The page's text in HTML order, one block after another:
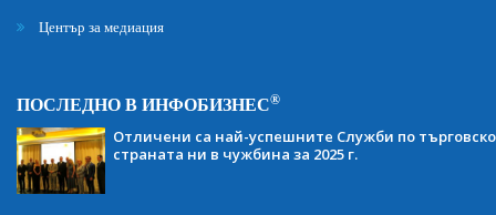
Център за медиация
ПОСЛЕДНО В ИНФОБИЗНЕС®
Отличени са най-успешните Служби по
страната ни в чужбина за 2025 г.